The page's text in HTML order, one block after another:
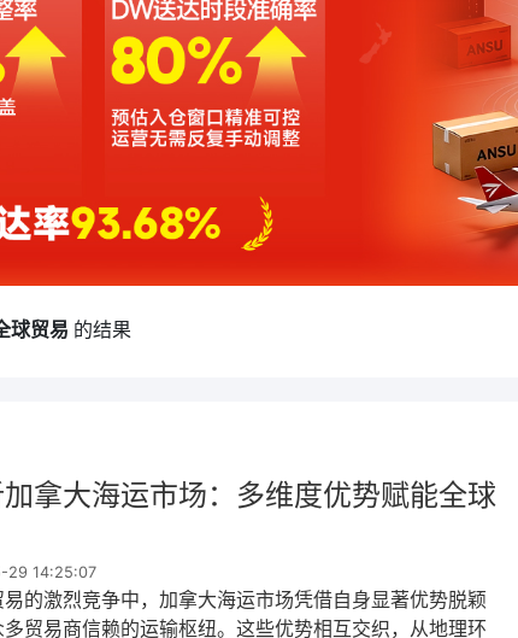
球贸易​ 的结果
拿大海运市场：多维度优势赋能全球
29 14:25:07
的激烈竞争中，加拿大海运市场凭借自身显著优势脱颖
贸易商信赖的运输枢纽。这些优势相互交织，从地理环